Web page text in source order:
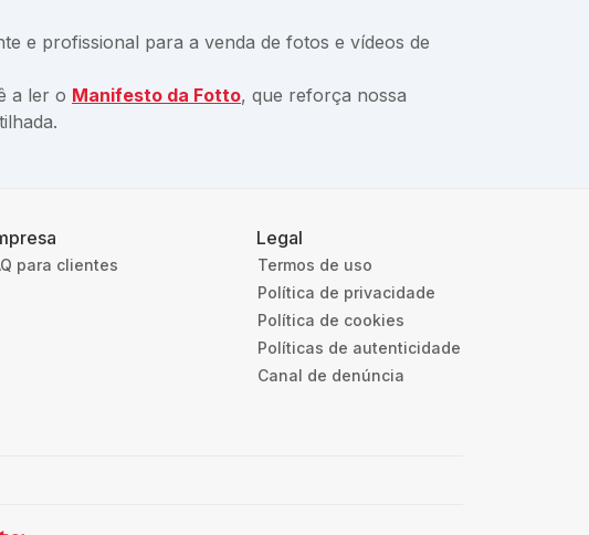
e profissional para a venda de fotos e vídeos de
a ler o Manifesto da Fotto, que reforça nossa
para clientes
Legal
Termos de uso
Política de privacidade
Política de cookies
Políticas de autenticidade
Canal de denúncia